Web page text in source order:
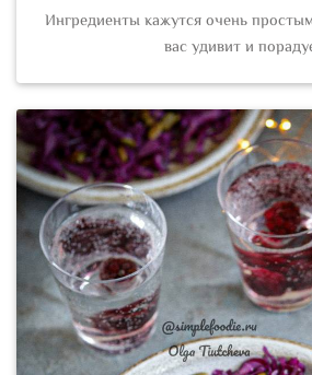
Ингредиенты кажутся очень
вас удивит и